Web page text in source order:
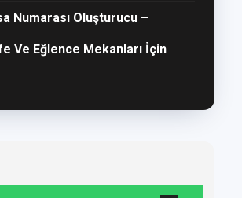
Numarası Oluşturucu –
Ve Eğlence Mekanları İçin